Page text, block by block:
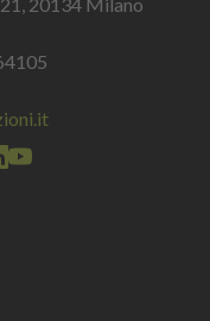
20134 Milano